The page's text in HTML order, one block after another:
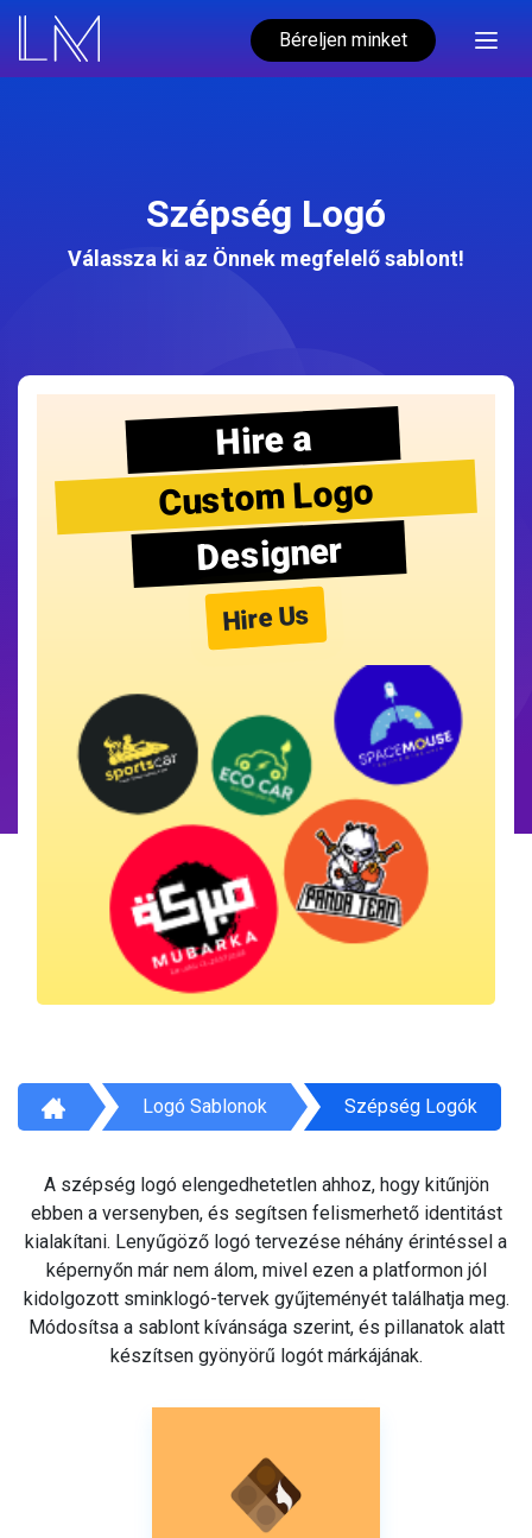
Béreljen minket
Szépség Logó
Válassza ki az Önnek megfelelő sablont!
Hire a
Custom Logo
Designer
Hire Us
Logó Sablonok Szépség Logók
A szépség logó elengedhetetlen ahhoz, hogy kitűnjön
ebben a versenyben, és segítsen felismerhető identitást
kialakítani. Lenyűgöző logó tervezése néhány érintéssel a
képernyőn már nem álom, mivel ezen a platformon jól
kidolgozott sminklogó-tervek gyűjteményét találhatja meg.
Módosítsa a sablont kívánsága szerint, és pillanatok alatt
készítsen gyönyörű logót márkájának.